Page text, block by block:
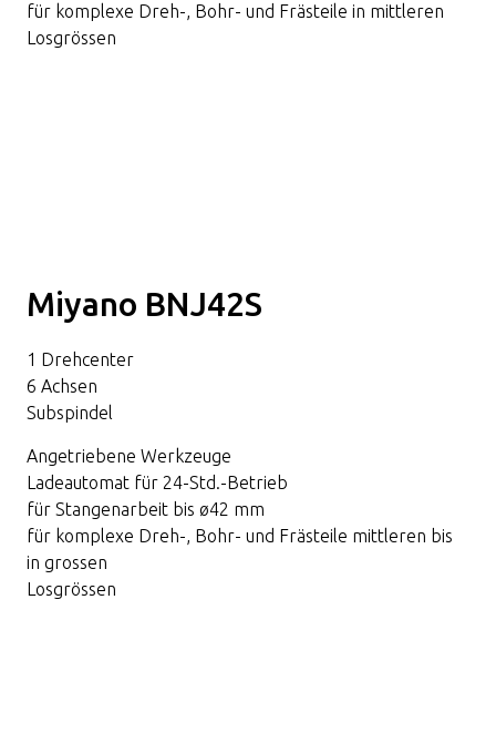
für komplexe Dreh-, Bohr- und Frästeile in mittleren
Losgrössen
Miyano BNJ42S
1 Drehcenter
6 Achsen
Subspindel
Angetriebene Werkzeuge
Ladeautomat für 24-Std.-Betrieb
für Stangenarbeit bis ø42 mm
für komplexe Dreh-, Bohr- und Frästeile mittleren bis
in grossen
Losgrössen